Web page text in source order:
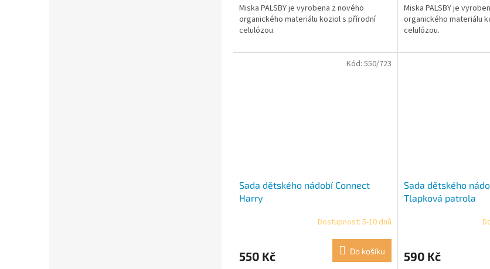
Miska PALSBY je vyrobena z nového
organického materiálu koziol s přírodní
celulózou.
Miska PALSBY je
organického materiálu
celulózou.
Sada dětského nádobí Connect
Harry
Dostupnost: 5-10 dnů
550 Kč Do košíku
Kód: 550/723
Sada dětského
Tlapková patrola
590 Kč